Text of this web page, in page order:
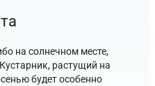
на солнечном месте,
растущий на
будет особенно